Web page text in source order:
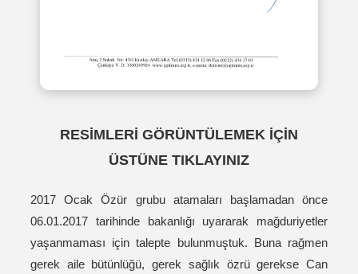
RESİMLERİ GÖRÜNTÜLEMEK İÇİN
ÜSTÜNE TIKLAYINIZ
2017 Ocak Özür grubu atamaları başlamadan önce
06.01.2017 tarihinde bakanlığı uyararak mağduriyetler
yaşanmaması için talepte bulunmuştuk. Buna rağmen
gerek aile bütünlüğü, gerek sağlık özrü gerekse Can